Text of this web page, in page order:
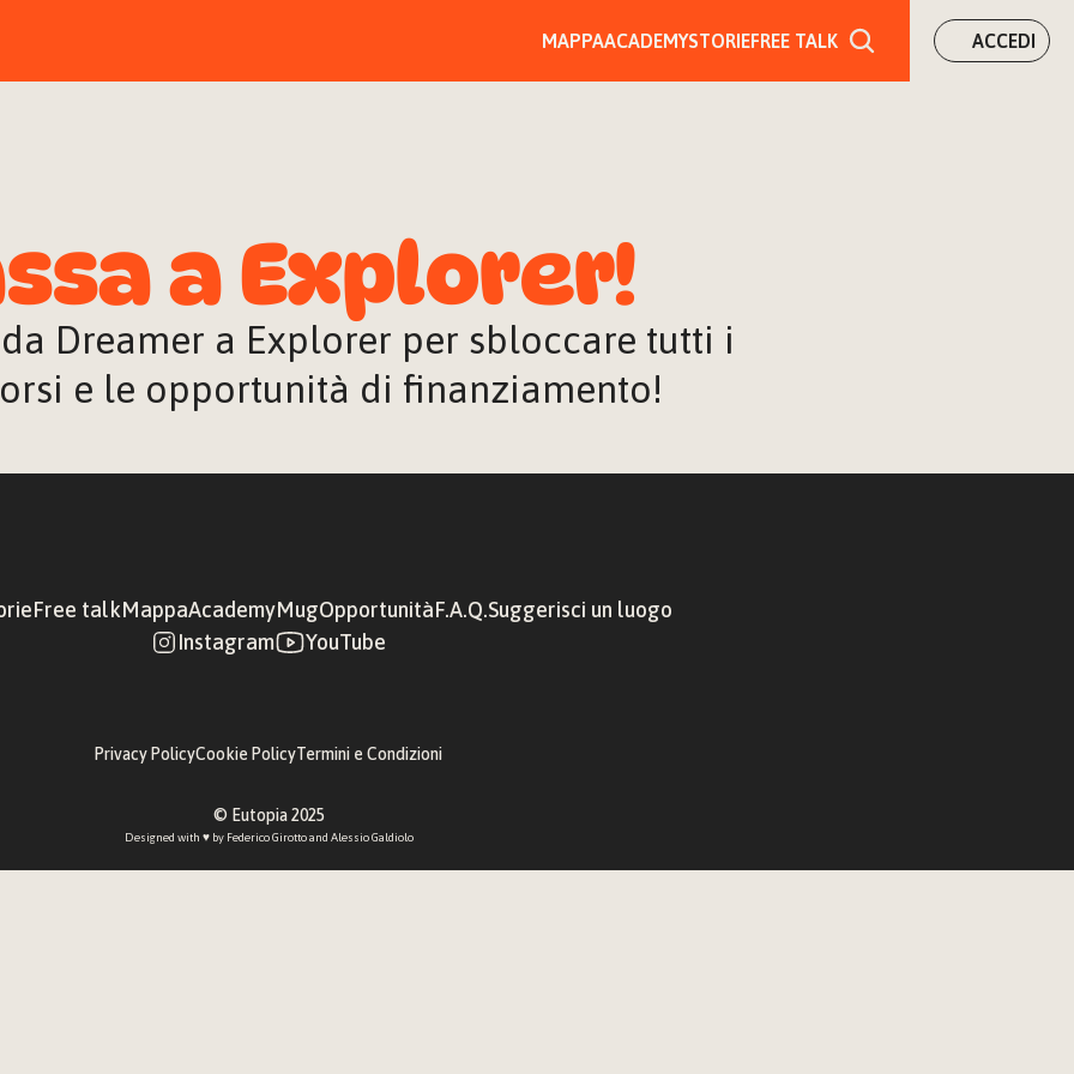
MAPPAACADEMYSTORIEFREE TALK ACCEDI
a Explorer!
Dreamer a Explorer per sbloccare tutti i
e le opportunità di finanziamento!
Free talkMappaAcademyMugOpportunitàF.A.Q.Suggerisci un luogo
Instagram
YouTube
Privacy PolicyCookie PolicyTermini e Condizioni
© Eutopia 2025
Designed with ♥︎ by Federico Girotto and Alessio Galdiolo